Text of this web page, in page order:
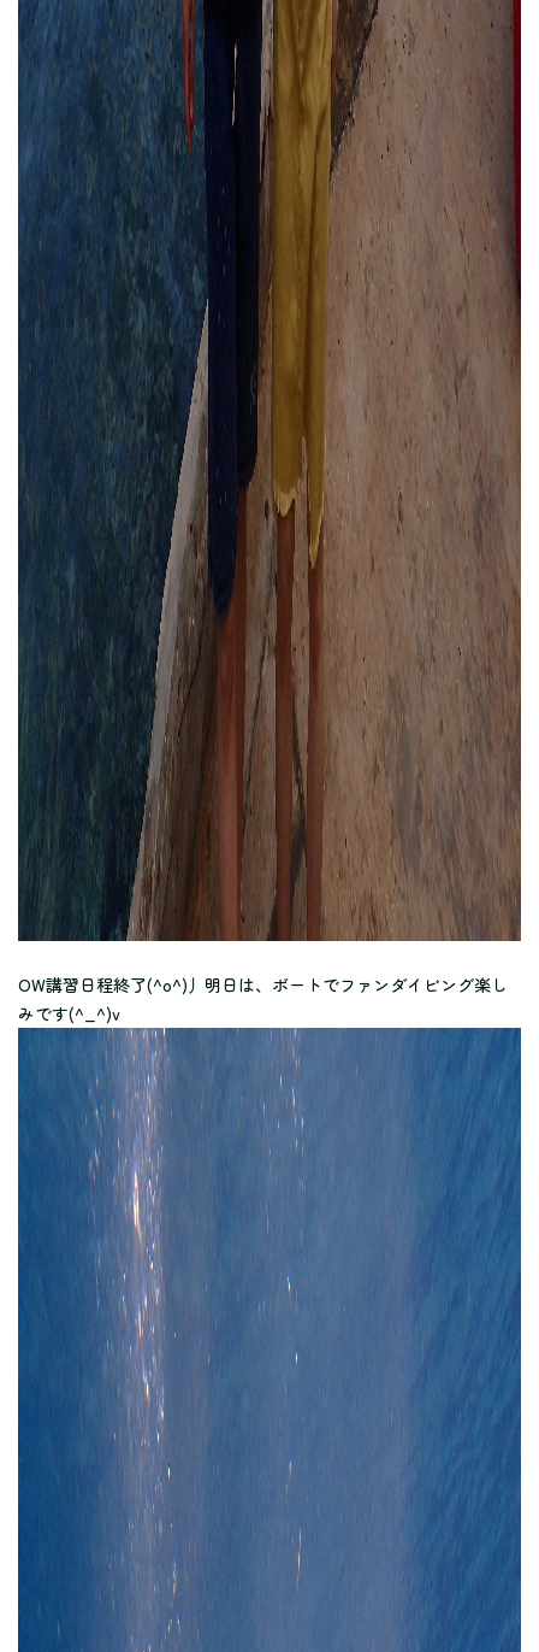
OW講習日程終了(^o^)丿明日は、ボートでファンダイビング楽し
みです(^_^)v